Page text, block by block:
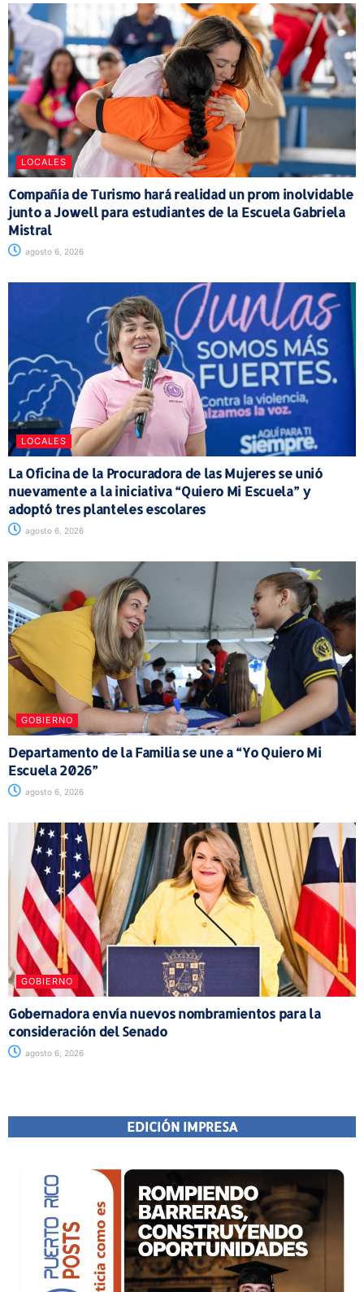
LOCALES
Compañía de Turismo hará realidad un prom inolvidable
junto a Jowell para estudiantes de la Escuela Gabriela
Mistral
agosto 6, 2026
LOCALES
La Oficina de la Procuradora de las Mujeres se unió
nuevamente a la iniciativa “Quiero Mi Escuela” y
adoptó tres planteles escolares
agosto 6, 2026
GOBIERNO
Departamento de la Familia se une a “Yo Quiero Mi
Escuela 2026”
agosto 6, 2026
GOBIERNO
Gobernadora envía nuevos nombramientos para la
consideración del Senado
agosto 6, 2026
EDICIÓN IMPRESA